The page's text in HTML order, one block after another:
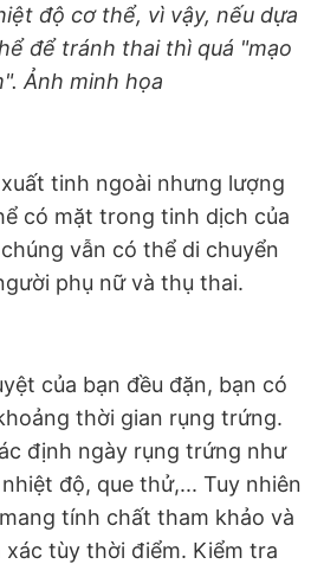
độ cơ thể, vì vậy, nếu dựa
để tránh thai thì quá "mạo
Ảnh minh họa
tinh ngoài nhưng lượng
có mặt trong tinh dịch của
vẫn có thể di chuyển
phụ nữ và thụ thai.
của bạn đều đặn, bạn có
thời gian rụng trứng.
định ngày rụng trứng như
độ, que thử,... Tuy nhiên
tính chất tham khảo và
tùy thời điểm. Kiểm tra